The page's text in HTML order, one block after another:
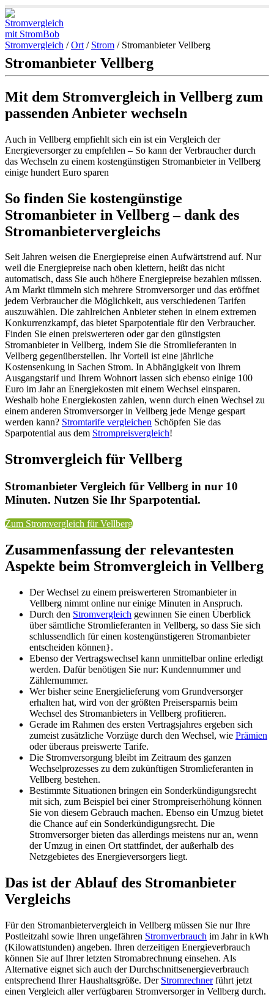
Stromvergleich /Ort / Strom / Stromanbieter Vellberg
Stromanbieter Vellberg
Mit dem Stromvergleich in Vellberg zum
passenden Anbieter wechseln
Auch in Vellberg empfiehlt sich ein ist ein Vergleich der
Energieversorger zu empfehlen – So kann der Verbraucher durch
das Wechseln zu einem kostengünstigen Stromanbieter in Vellberg
einige hundert Euro sparen
So finden Sie kostengünstige
Stromanbieter in Vellberg – dank des
Stromanbietervergleichs
Seit Jahren weisen die Energiepreise einen Aufwärtstrend auf. Nur
weil die Energiepreise nach oben klettern, heißt das nicht
automatisch, dass Sie auch höhere Energiepreise bezahlen müssen.
Am Markt tümmeln sich mehrere Stromversorger und das eröffnet
jedem Verbraucher die Möglichkeit, aus verschiedenen Tarifen
auszuwählen. Die zahlreichen Anbieter stehen in einem extremen
Konkurrenzkampf, das bietet Sparpotentiale für den Verbraucher.
Finden Sie einen preiswerteren oder gar den günstigsten
Stromanbieter in Vellberg, indem Sie die Stromlieferanten in
Vellberg gegenüberstellen. Ihr Vorteil ist eine jährliche
Kostensenkung in Sachen Strom. In Abhängigkeit von Ihrem
Ausgangstarif und Ihrem Wohnort lassen sich ebenso einige 100
Euro im Jahr an Energiekosten mit einem Wechsel einsparen.
Weshalb hohe Energiekosten zahlen, wenn durch einen Wechsel zu
einem anderen Stromversorger in Vellberg jede Menge gespart
werden kann? Stromtarife vergleichen Schöpfen Sie das
Sparpotential aus dem Strompreisvergleich!
Stromvergleich für Vellberg
Stromanbieter Vergleich für Vellberg in nur 10
Minuten. Nutzen Sie Ihr Sparpotential.
Zum Stromvergleich für Vellberg
Zusammenfassung der relevantesten
Aspekte beim Stromvergleich in Vellberg
Der Wechsel zu einem preiswerteren Stromanbieter in
Vellberg nimmt online nur einige Minuten in Anspruch.
Durch den Stromvergleich gewinnen Sie einen Überblick
über sämtliche Stromlieferanten in Vellberg, so dass Sie sich
schlussendlich für einen kostengünstigeren Stromanbieter
entscheiden können}.
Ebenso der Vertragswechsel kann unmittelbar online erledigt
werden. Dafür benötigen Sie nur: Kundennummer und
Zählernummer.
Wer bisher seine Energielieferung vom Grundversorger
erhalten hat, wird von der größten Preisersparnis beim
Wechsel des Stromanbieters in Vellberg profitieren.
Gerade im Rahmen des ersten Vertragsjahres ergeben sich
zumeist zusätzliche Vorzüge durch den Wechsel, wie Prämien
oder überaus preiswerte Tarife.
Die Stromversorgung bleibt im Zeitraum des ganzen
Wechselprozesses zu dem zukünftigen Stromlieferanten in
Vellberg bestehen.
Bestimmte Situationen bringen ein Sonderkündigungsrecht
mit sich, zum Beispiel bei einer Strompreiserhöhung können
Sie von diesem Gebrauch machen. Ebenso ein Umzug bietet
die Chance auf ein Sonderkündigungsrecht. Die
Stromversorger bieten das allerdings meistens nur an, wenn
der Umzug in einen Ort stattfindet, der außerhalb des
Netzgebietes des Energieversorgers liegt.
Das ist der Ablauf des Stromanbieter
Vergleichs
Für den Stromanbietervergleich in Vellberg müssen Sie nur Ihre
Postleitzahl sowie Ihren ungefähren Stromverbrauch im Jahr in kWh
(Kilowattstunden) angeben. Ihren derzeitigen Energieverbrauch
können Sie auf Ihrer letzten Stromabrechnung einsehen. Als
Alternative eignet sich auch der Durchschnittsenergieverbrauch
entsprechend Ihrer Haushaltsgröße. Der Stromrechnerführt jetzt
einen Vergleich aller verfügbaren Stromversorger in Vellberg durch.